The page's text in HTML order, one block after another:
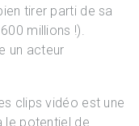
tirer parti de sa
millions !).
un acteur
clips vidéo est une
le potentiel de